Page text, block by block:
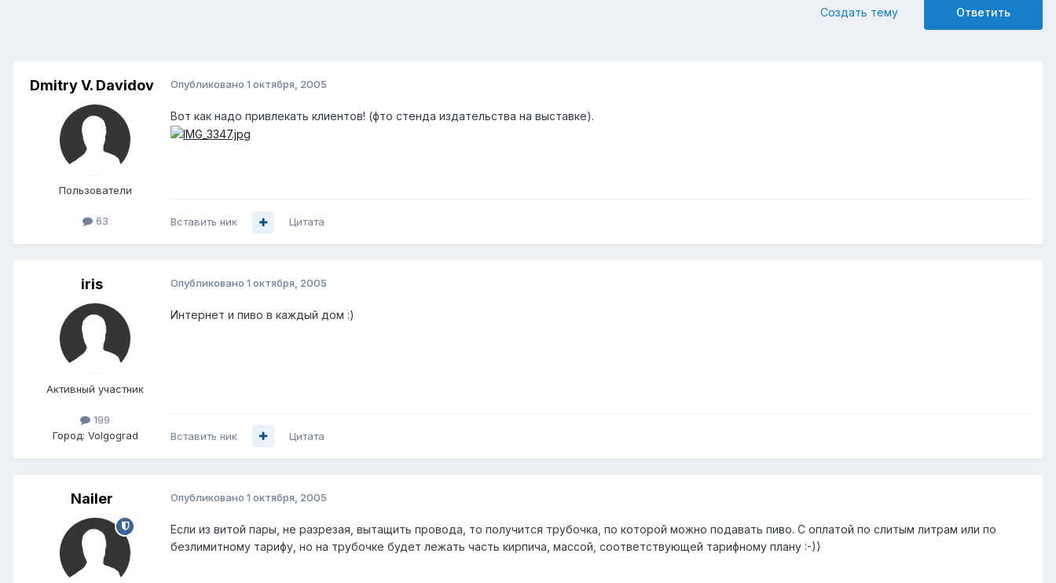
Ответить
Создать тему
Dmitry V. Davidov
Пользователи
63
Опубликовано 1 октября, 2005
Вот как надо привлекать клиентов! (фто стенда издательства на выставке).
Вставить ник Цитата
iris
Активный участник
199
Город: Volgograd
Опубликовано 1 октября, 2005
Интернет и пиво в каждый дом :)
Вставить ник Цитата
Nailer Опубликовано 1 октября, 2005
Если из витой пары, не разрезая, вытащить провода, то получится трубочка, по которой можно подавать пиво. С оплатой по слитым литрам или по
безлимитному тарифу, но на трубочке будет лежать часть кирпича, массой, соответствующей тарифному плану :-))